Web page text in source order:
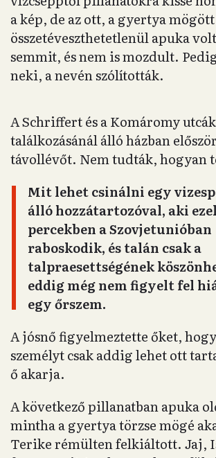
a kép, de az ott, a gyertya mögött
összetéveszthetetlenül apuka
semmit, és nem is mozdult.
neki, a nevén szólították.
A Schriffert és a Komáromy utcák
találkozásánál álló házban
távollévőt. Nem tudták, hogyan
Mit lehet csinálni egy
álló hozzátartozóval, aki
percekben a Szovjetunióban
raboskodik, és talán csak a
talpraesettségének
eddig még nem figyelt fel
egy őrszem.
A jósnő figyelmeztette őket,
személyt csak addig lehet ott
ő akarja.
A következő pillanatban apuka
mintha a gyertya törzse mögé
Terike rémülten felkiáltott. Jaj,